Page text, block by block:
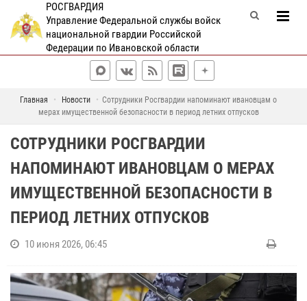
РОСГВАРДИЯ
Управление Федеральной службы войск
национальной гвардии Российской
Федерации по Ивановской области
Главная Новости
Сотрудники Росгвардии напоминают ивановцам о
мерах имущественной безопасности в период летних отпусков
СОТРУДНИКИ РОСГВАРДИИ
НАПОМИНАЮТ ИВАНОВЦАМ О МЕРАХ
ИМУЩЕСТВЕННОЙ БЕЗОПАСНОСТИ В
ПЕРИОД ЛЕТНИХ ОТПУСКОВ
10 июня 2026, 06:45